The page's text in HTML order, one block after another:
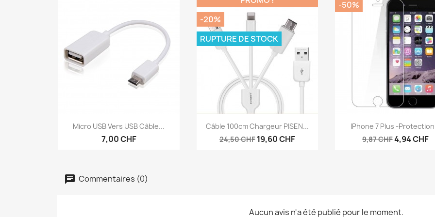
Aperçu rapide
Micro USB Vers USB Câble...
7,00 CHF
Aperçu rapide
Câble 100cm Chargeur PISEN...
24,50 CHF 19,60 CHF
-20%
RUPTURE DE STOCK
Aperçu rapide
IPhone 7 Plus -
9,87 CHF4,94 CHF
-50%
Commentaires (0)
Aucun avis n'a été publié pour le moment.